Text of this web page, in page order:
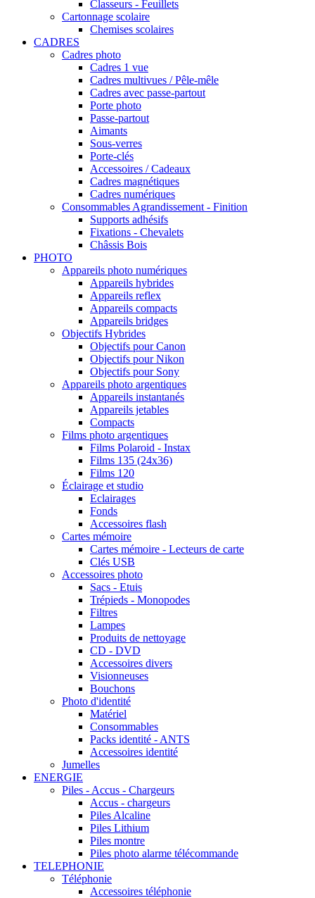
Classeurs - Feuillets
Cartonnage scolaire
Chemises scolaires
CADRES
Cadres photo
Cadres 1 vue
Cadres multivues / Pêle-mêle
Cadres avec passe-partout
Porte photo
Passe-partout
Aimants
Sous-verres
Porte-clés
Accessoires / Cadeaux
Cadres magnétiques
Cadres numériques
Consommables Agrandissement - Finition
Supports adhésifs
Fixations - Chevalets
Châssis Bois
PHOTO
Appareils photo numériques
Appareils hybrides
Appareils reflex
Appareils compacts
Appareils bridges
Objectifs Hybrides
Objectifs pour Canon
Objectifs pour Nikon
Objectifs pour Sony
Appareils photo argentiques
Appareils instantanés
Appareils jetables
Compacts
Films photo argentiques
Films Polaroid - Instax
Films 135 (24x36)
Films 120
Éclairage et studio
Eclairages
Fonds
Accessoires flash
Cartes mémoire
Cartes mémoire - Lecteurs de carte
Clés USB
Accessoires photo
Sacs - Etuis
Trépieds - Monopodes
Filtres
Lampes
Produits de nettoyage
CD - DVD
Accessoires divers
Visionneuses
Bouchons
Photo d'identité
Matériel
Consommables
Packs identité - ANTS
Accessoires identité
Jumelles
ENERGIE
Piles - Accus - Chargeurs
Accus - chargeurs
Piles Alcaline
Piles Lithium
Piles montre
Piles photo alarme télécommande
TELEPHONIE
Téléphonie
Accessoires téléphonie